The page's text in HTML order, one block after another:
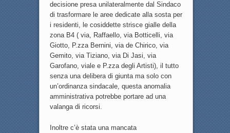
decisione presa unilateralmente dal Sindaco
di trasformare le aree dedicate alla sosta per
i residenti, le cosiddette strisce gialle della
zona B4 ( via, Raffaello, via Botticelli, via
Giotto, P.zza Bernini, via de Chirico, via
Gemito, via Tiziano, via Di Jasi, via
Garofano, viale e P.zza degli Artisti), il tutto
senza una delibera di giunta ma solo con
un’ordinanza sindacale, questa anomalia
amministrativa potrebbe portare ad una
valanga di ricorsi.
Inoltre c’è stata una mancata